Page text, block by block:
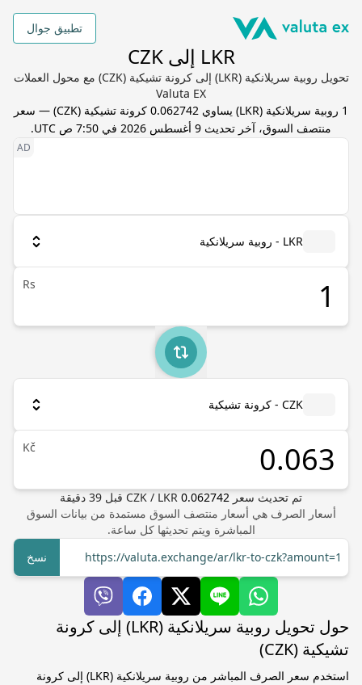
تطبيق جوال
LKR إلى CZK
تحويل روبية سريلانكية (LKR) إلى كرونة تشيكية (CZK) مع محول العملات
Valuta EX
1 روبية سريلانكية (
LKR) يساوي 0.062742 كرونة تشيكية (
CZK) — سعر
منتصف السوق، آخر تحديث 9 أغسطس 2026 في 7:50 ص UTC .
LKR - روبية سريلانكية
Rs
CZK - كرونة تشيكية
Kč
تم تحديث سعر CZK / LKR 0.062742 قبل 39 دقيقة
أسعار الصرف هي أسعار منتصف السوق مستمدة من بيانات السوق
المباشرة ويتم تحديثها كل ساعة.
https://valuta.exchange/ar/lkr-to-czk?amount=1
نسخ
حول تحويل روبية سريلانكية (LKR) إلى كرونة
تشيكية (CZK)
استخدم سعر الصرف المباشر من روبية سريلانكية (LKR) إلى كرونة